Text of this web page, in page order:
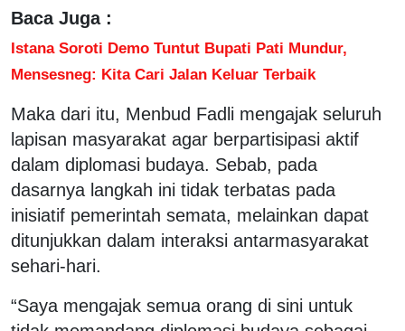
Baca Juga :
Istana Soroti Demo Tuntut Bupati Pati Mundur,
Mensesneg: Kita Cari Jalan Keluar Terbaik
Maka dari itu, Menbud Fadli mengajak seluruh
lapisan masyarakat agar berpartisipasi aktif
dalam diplomasi budaya. Sebab, pada
dasarnya langkah ini tidak terbatas pada
inisiatif pemerintah semata, melainkan dapat
ditunjukkan dalam interaksi antarmasyarakat
sehari-hari.
“Saya mengajak semua orang di sini untuk